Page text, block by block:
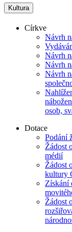
Kultura
Církve
Návrh
Návrh
Návrh
Návrh
osob,
Dotace
Podání
Žádost
médií
Žádost
kultury
Získání
Žádost